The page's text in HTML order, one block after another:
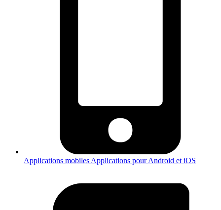
Applications mobiles Applications pour Android et iOS